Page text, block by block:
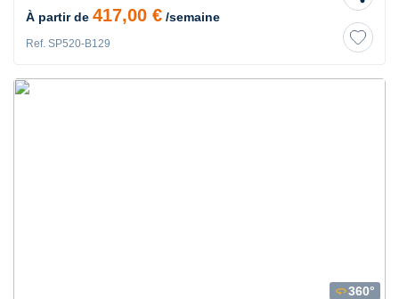
À partir de 417,00 € /semaine
Ref. SP520-B129
360360°